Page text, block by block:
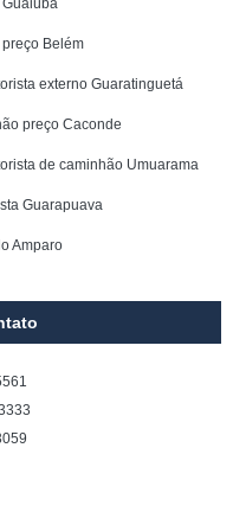
Belém
externo Guaratinguetá
preço Caconde
de caminhão Umuarama
Guarapuava
Amparo